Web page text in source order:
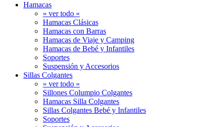
Hamacas
» ver todo «
Hamacas Clásicas
Hamacas con Barras
Hamacas de Viaje y Camping
Hamacas de Bebé y Infantiles
Soportes
Suspensión y Accesorios
Sillas Colgantes
» ver todo «
Sillones Columpio Colgantes
Hamacas Silla Colgantes
Sillas Colgantes Bebé y Infantiles
Soportes